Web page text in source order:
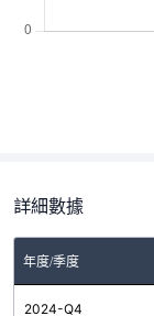
詳細數據
年度/季度
2024-Q4